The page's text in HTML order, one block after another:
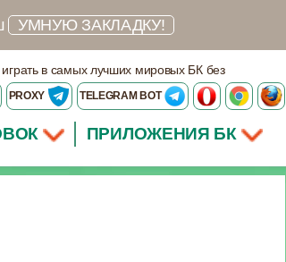
УМНУЮ ЗАКЛАДКУ!
в самых лучших мировых БК без
TELEGRAM BOT
PROXY
ПРИЛОЖЕНИЯ БК